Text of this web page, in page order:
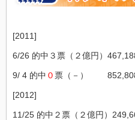
[2011]
6/26 的中３票（２億円）
9/ 4 的中 ０票（－）
[2012]
11/25 的中２票（２億円）